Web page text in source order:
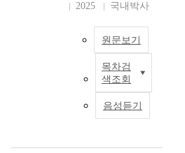
2025
국내박사
원문보기
목차검
색조회
음성듣기